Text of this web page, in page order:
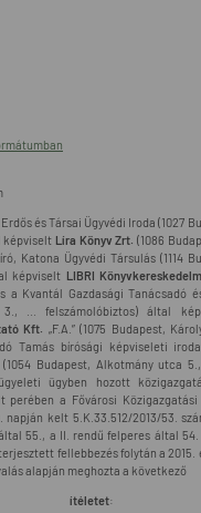
és Társai Ügyvédi Iroda (1027
képviselt Líra Könyv Zrt. (1086
Katona Ügyvédi Társulás (1114
képviselt LIBRI
a Kvantál Gazdasági Tanácsadó
3., ... felszámolóbiztos) által
Kft. „F.A.” (1075 Budapest,
Tamás bírósági képviseleti
(1054 Budapest, Alkotmány utca
ügyben hozott
a Fővárosi Közigazgatási
napján kelt 5.K.33.512/2013/53.
55., a II. rendű felperes által
fellebbezés folytán a 2015.
alapján meghozta a következő
ítéletet: